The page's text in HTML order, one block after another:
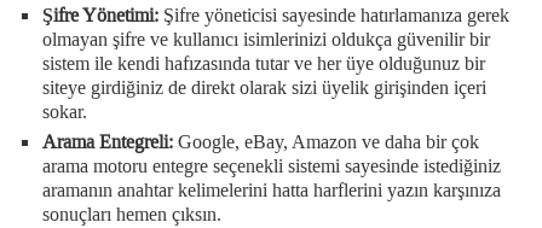
Şifre Yönetimi: Şifre yöneticisi sayesinde hatırlamanıza gerek
olmayan şifre ve kullanıcı isimlerinizi oldukça güvenilir bir
sistem ile kendi hafızasında tutar ve her üye olduğunuz bir
siteye girdiğiniz de direkt olarak sizi üyelik girişinden içeri
sokar.
Arama Entegreli:Google, eBay, Amazon ve daha bir çok
arama motoru entegre seçenekli sistemi sayesinde istediğiniz
aramanın anahtar kelimelerini hatta harflerini yazın karşınıza
sonuçları hemen çıksın.